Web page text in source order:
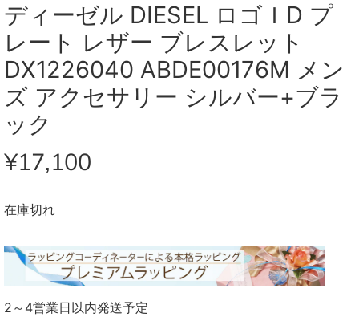
ディーゼル DIESEL ロゴＩD プ
レート レザー ブレスレット
DX1226040 ABDE00176M メン
ズ アクセサリー シルバー+ブラ
ック
¥17,100
在庫切れ
2～4営業日以内発送予定